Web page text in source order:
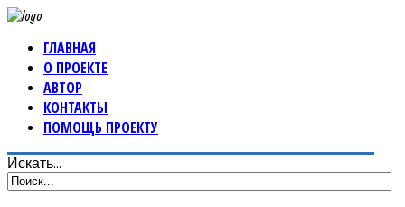
ГЛАВНАЯ
О ПРОЕКТЕ
АВТОР
КОНТАКТЫ
ПОМОЩЬ ПРОЕКТУ
Искать...